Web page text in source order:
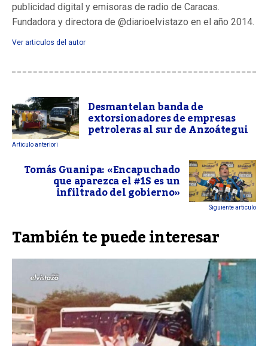
publicidad digital y emisoras de radio de Caracas.
Fundadora y directora de @diarioelvistazo en el año 2014.
Ver articulos del autor
Desmantelan banda de
extorsionadores de empresas
petroleras al sur de Anzoátegui
Articulo anteriori
Tomás Guanipa: «Encapuchado
que aparezca el #1S es un
infiltrado del gobierno»
Siguiente articulo
También te puede interesar